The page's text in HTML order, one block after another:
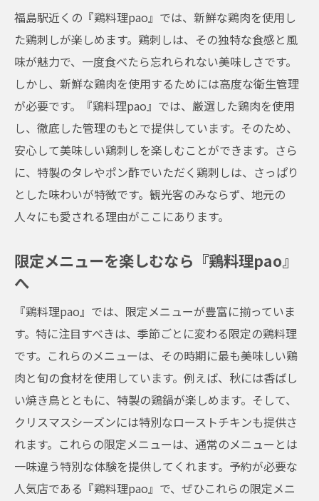
友人同士でも楽しめる！カジュアルな雰囲
気
ゆったりとした時間を過ごせる個室完備
お一人様でも大歓迎！カウンター席の魅力
アットホームな接客が心地よい『鶏料理
pao』
常連客が語る！『鶏料理pao』の居心地
福島駅近くの『鶏料理pao』で至福のひととき
を予約しよう
特別な日に最適！予約のポイント
デートにもぴったり！ロマンチックなひと
とき
しよう
早めの予約が吉！人気店の予約方法
オンライン予約も可能！便利な予約システ
ム
『鶏料理pao』での誕生日や記念日のサプラ
イズ
観光客も地元民も虜にする『鶏料理pao』の人
気の理由
福島駅近くの『鶏料理pao』では、新鮮な鶏肉を使用し
た鶏刺しが楽しめます。鶏刺しは、その独特な食感と風
味が魅力で、一度食べたら忘れられない美味しさです。
しかし、新鮮な鶏肉を使用するためには高度な衛生管理
が必要です。『鶏料理pao』では、厳選した鶏肉を使用
し、徹底した管理のもとで提供しています。そのため、
安心して美味しい鶏刺しを楽しむことができます。さら
に、特製のタレやポン酢でいただく鶏刺しは、さっぱり
とした味わいが特徴です。観光客のみならず、地元の
人々にも愛される理由がここにあります。
限定メニューを楽しむなら『鶏料理pao』
へ
『鶏料理pao』では、限定メニューが豊富に揃っていま
す。特に注目すべきは、季節ごとに変わる限定の鶏料理
です。これらのメニューは、その時期に最も美味しい鶏
肉と旬の食材を使用しています。例えば、秋には香ばし
い焼き鳥とともに、特製の鶏鍋が楽しめます。そして、
クリスマスシーズンには特別なローストチキンも提供さ
れます。これらの限定メニューは、通常のメニューとは
一味違う特別な体験を提供してくれます。予約が必要な
人気店である『鶏料理pao』で、ぜひこれらの限定メニ